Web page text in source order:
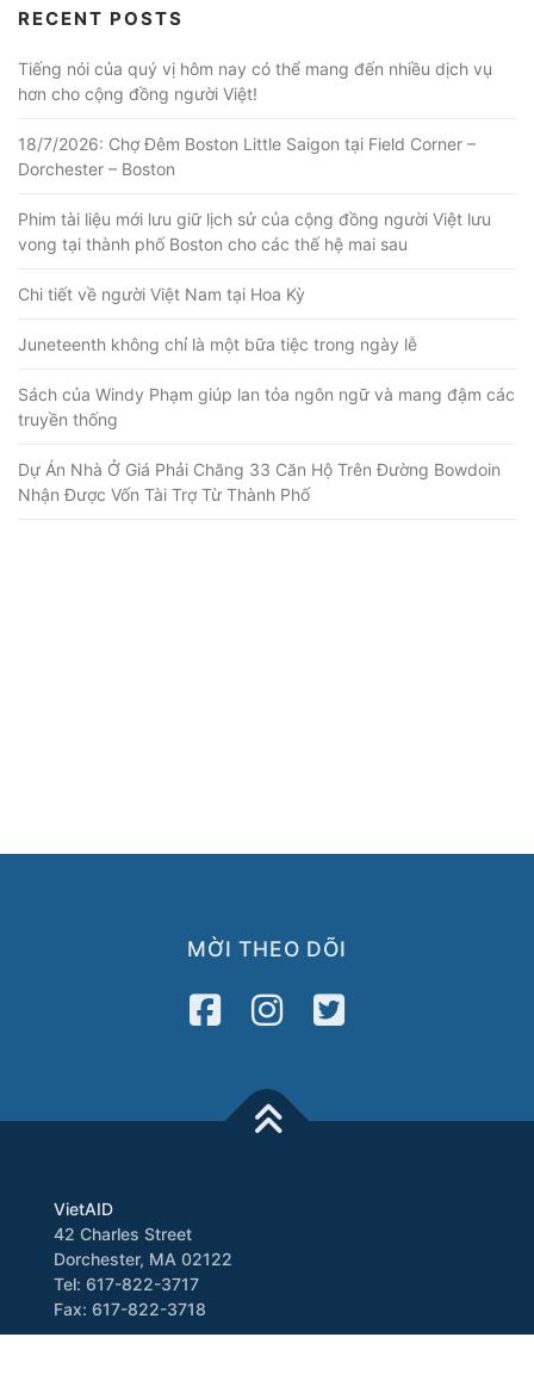
RECENT POSTS
Tiếng nói của quý vị hôm nay có thể mang đến nhiều dịch vụ
hơn cho cộng đồng người Việt!
18/7/2026: Chợ Đêm Boston Little Saigon tại Field Corner –
Dorchester – Boston
Phim tài liệu mới lưu giữ lịch sử của cộng đồng người Việt lưu
vong tại thành phố Boston cho các thế hệ mai sau
Chi tiết về người Việt Nam tại Hoa Kỳ
Juneteenth không chỉ là một bữa tiệc trong ngày lễ
Sách của Windy Phạm giúp lan tỏa ngôn ngữ và mang đậm các
truyền thống
Dự Án Nhà Ở Giá Phải Chăng 33 Căn Hộ Trên Đường Bowdoin
Nhận Được Vốn Tài Trợ Từ Thành Phố
MỜI THEO DÕI
VietAID
42 Charles Street
Dorchester, MA 02122
Tel: 617-822-3717
Fax: 617-822-3718